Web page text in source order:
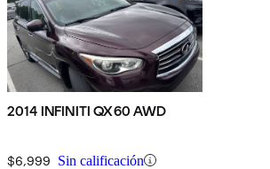
2014 INFINITI QX60 AWD
$6,999 Sin calificación